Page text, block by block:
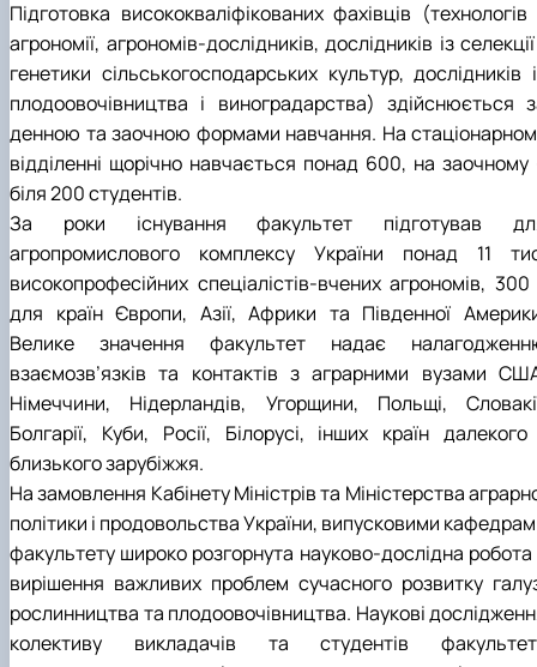
Підготовка висококваліфікованих фахівців (технологів
агрономії, агрономів-дослідників, дослідників із селекції
генетики сільськогосподарських культур, дослідників
плодоовочівництва і виноградарства) здійснюється
денною та заочною формами навчання. На
відділенні щорічно навчається понад 600, на заочному
біля 200 студентів.
За роки існування факультет підготував
агропромислового комплексу України понад 11
високопрофесійних спеціалістів-вчених агрономів,
для країн Європи, Азії, Африки та Південної
Велике значення факультет надає
взаємозв’язків та контактів з аграрними вузами
Німеччини, Нідерландів, Угорщини, Польщі,
Болгарії, Куби, Росії, Білорусі, інших країн далекого
близького зарубіжжя.
На замовлення Кабінету Міністрів та Міністерства
політики і продовольства України, випусковими
факультету широко розгорнута науково-дослідна робота
вирішення важливих проблем сучасного розвитку
рослинництва та плодоовочівництва. Наукові
колективу викладачів та студентів